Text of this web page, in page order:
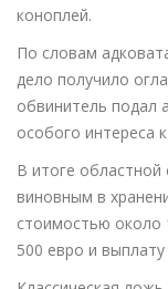
коноплей.
По словам
дело получило
обвинитель подал
особого интереса
В итоге областной
виновным в
стоимостью около
500 евро и